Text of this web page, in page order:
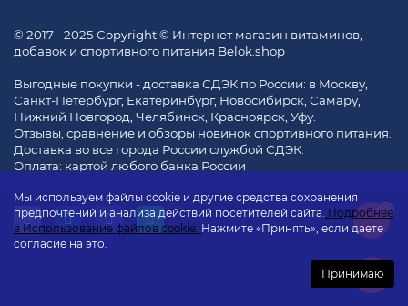
Мы используем файлы cookie и другие средства сохранения
предпочтений и анализа действий посетителей сайта. Подробнее
в Использование файлов cookie. Нажмите «Принять», если даете
согласие на это.
Принимаю
© 2017 - 2025 Copyright © Интернет магазин витаминов,
добавок и спортивного питания Belok.shop
Выгодные покупки - доставка СДЭК по России: в Москву,
Санкт-Петербург, Екатеринбург, Новосибирск, Самару,
Нижний Новгород, Челябинск, Красноярск, Уфу.
Отзывы, сравнение и обзоры новинок спортивного питания.
Доставка во все города России службой СДЭК.
Оплата: картой любого банка России
0